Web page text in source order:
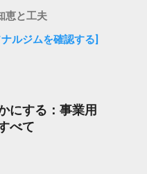
恵と工夫
ルジムを確認する]
にする：事業用
べて